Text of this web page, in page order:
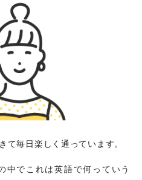
て毎日楽しく通っています。
中でこれは英語で何っていう